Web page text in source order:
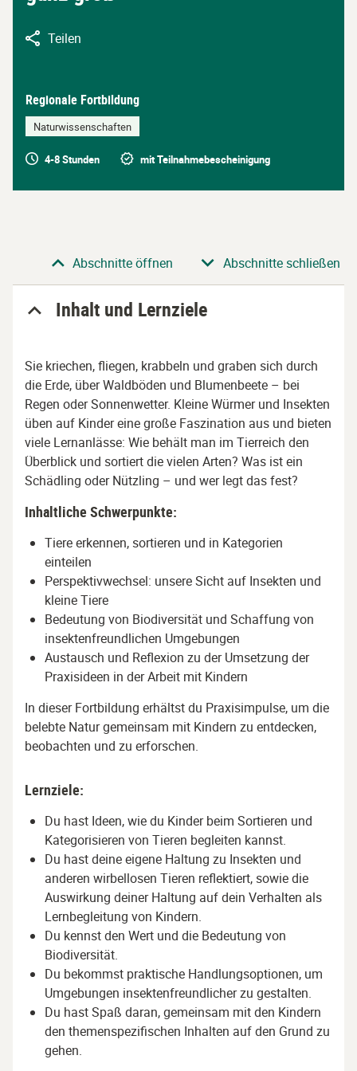
Teilen
Regionale Fortbildung
Naturwissenschaften
4-8 Stunden mit Teilnahmebescheinigung
AbschnittAbschnitte öffnen Abschnitte schließen
Inhalt und Lernziele
Sie kriechen, fliegen, krabbeln und graben sich durch
die Erde, über Waldböden und Blumenbeete – bei
Regen oder Sonnenwetter. Kleine Würmer und Insekten
üben auf Kinder eine große Faszination aus und bieten
viele Lernanlässe: Wie behält man im Tierreich den
Überblick und sortiert die vielen Arten? Was ist ein
Schädling oder Nützling – und wer legt das fest?
Inhaltliche Schwerpunkte:
Tiere erkennen, sortieren und in Kategorien
einteilen
Perspektivwechsel: unsere Sicht auf Insekten und
kleine Tiere
Bedeutung von Biodiversität und Schaffung von
insektenfreundlichen Umgebungen
Austausch und Reflexion zu der Umsetzung der
Praxisideen in der Arbeit mit Kindern
In dieser Fortbildung erhältst du Praxisimpulse, um die
belebte Natur gemeinsam mit Kindern zu entdecken,
beobachten und zu erforschen.
Lernziele:
Du hast Ideen, wie du Kinder beim Sortieren und
Kategorisieren von Tieren begleiten kannst.
Du hast deine eigene Haltung zu Insekten und
anderen wirbellosen Tieren reflektiert, sowie die
Auswirkung deiner Haltung auf dein Verhalten als
Lernbegleitung von Kindern.
Du kennst den Wert und die Bedeutung von
Biodiversität.
Du bekommst praktische Handlungsoptionen, um
Umgebungen insektenfreundlicher zu gestalten.
Du hast Spaß daran, gemeinsam mit den Kindern
den themenspezifischen Inhalten auf den Grund zu
gehen.